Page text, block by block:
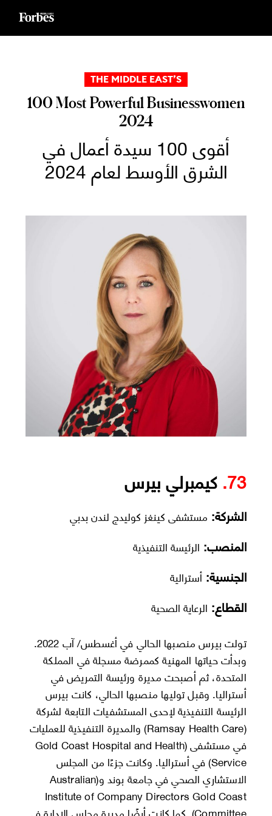
THE MIDDLE EAST’S
100 Most Powerful Businesswomen
2024
أقوى 100 سيدة أعمال في
الشرق الأوسط لعام 2024
73. كيمبرلي بيرس
الشركة: مستشفى كينغز كوليدج لندن بدبي
المنصب: الرئيسة التنفيذية
الجنسية:أسترالية
القطاع: الرعاية الصحية
تولت بيرس منصبها الحالي في أغسطس/ آب 2022.
وبدأت حياتها المهنية كممرضة مسجلة في المملكة
المتحدة، ثم أصبحت مديرة ورئيسة التمريض في
أستراليا. وقبل توليها منصبها الحالي، كانت بيرس
الرئيسة التنفيذية لإحدى المستشفيات التابعة لشركة
(Ramsay Health Care) والمديرة التنفيذية للعمليات
في مستشفى (Gold Coast Hospital and Health
Service) في أستراليا. وكانت جزءًا من المجلس
الاستشاري الصحي في جامعة بوند و(Australian
Institute of Company Directors Gold Coast
Committee). كما كانت أيضًا مديرة مجلس الإدارة في